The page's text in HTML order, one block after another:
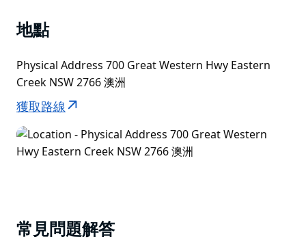
地點
Physical Address 700 Great Western Hwy Eastern
Creek NSW 2766 澳洲
獲取路線
常見問題解答